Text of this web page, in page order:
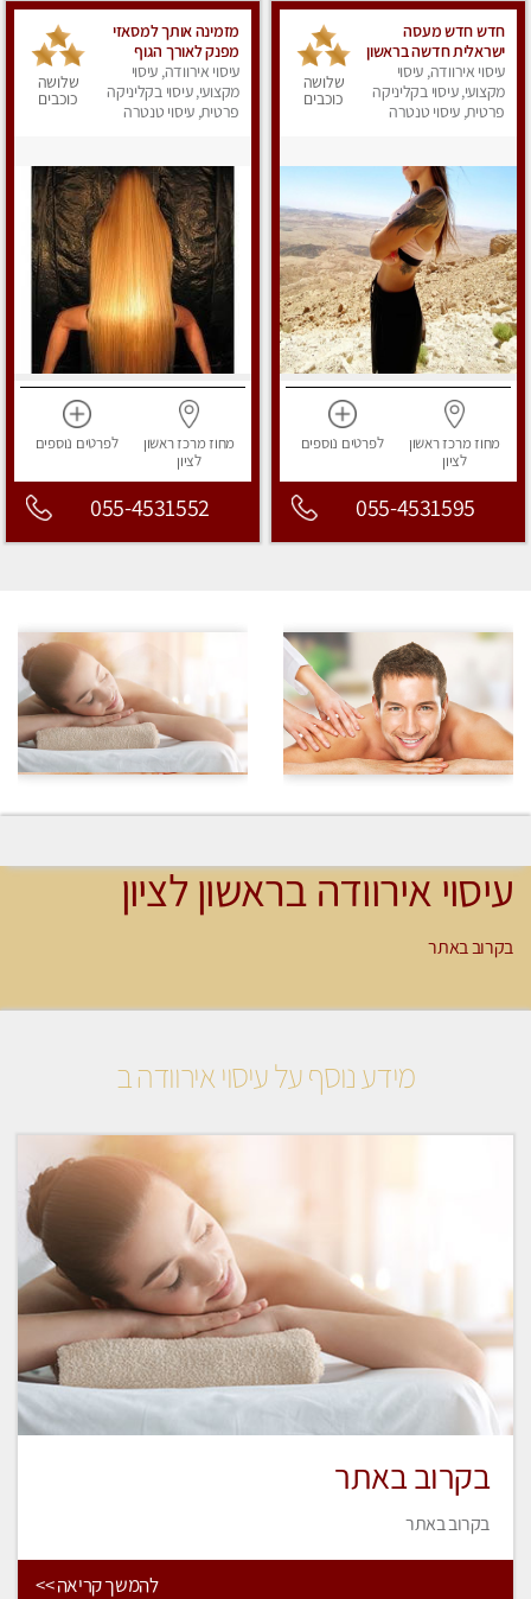
חדש חדש מעסה
ישראלית חדשה בראשון
לציון
עיסוי אירוודה, עיסוי
מקצועי, עיסוי בקליניקה
פרטית, עיסוי טנטרה
שלושה
כוכבים
מחוז מרכזראשון
לציון
לפרטים נוספים
055-4531595
מזמינה אותך למסאזי
מפנק לאורך הגוף
עיסוי אירוודה, עיסוי
מקצועי, עיסוי בקליניקה
פרטית, עיסוי טנטרה
שלושה
כוכבים
מחוז מרכזראשון
לציון
לפרטים נוספים
055-4531552
עיסוי אירוודה בראשון לציון
בקרוב באתר
מידע נוסף על עיסוי אירוודה ב
בקרוב באתר
בקרוב באתר
להמשך קריאה >>